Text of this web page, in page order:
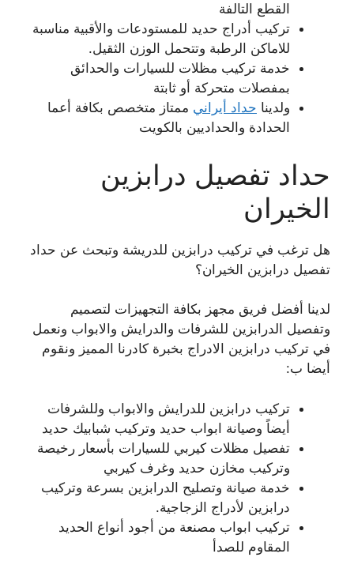
القطع التالفة
تركيب أدراج حديد للمستودعات والأقبية مناسبة
للاماكن الرطبة وتتحمل الوزن الثقيل.
خدمة تركيب مظلات للسيارات والحدائق
بمفصلات متحركة أو ثابتة
ولدينا حداد أيراني ممتاز متخصص بكافة أعما
الحدادة والحداديين بالكويت
حداد تفصيل درابزين
الخيران
هل ترغب في تركيب درابزين للدريشة وتبحث عن حداد
تفصيل درابزين الخيران؟
لدينا أفضل فريق مجهز بكافة التجهيزات لتصميم
وتفصيل الدرابزين للشرفات والدرايش والابواب ونعمل
في تركيب درابزين الادراج بخبرة كادرنا المميز ونقوم
أيضا ب:
تركيب درابزين للدرايش والابواب وللشرفات
أيضاً وصيانة ابواب حديد وتركيب شبابيك حديد
تفصيل مظلات كيربي للسيارات بأسعار رخيصة
وتركيب مخازن حديد وغرف كيربي
خدمة صيانة وتصليح الدرابزين بسرعة وتركيب
درابزين لأدراج الزجاجية.
تركيب ابواب مصنعة من أجود أنواع الحديد
المقاوم للصدأ